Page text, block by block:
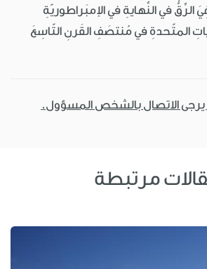
الرِّقُّ في النِّهايةِ في الإمبَراطوريّةِ
المتّحدةِ في مُنتصَفِ القَرنِ التّاسِعَ
يرجى الاتصال بالشخص المسؤول.
مرتبطة